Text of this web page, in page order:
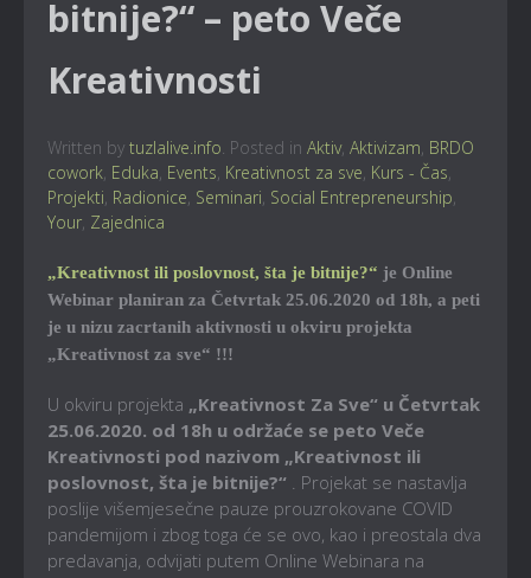
bitnije?“ – peto Veče
Kreativnosti
Written by tuzlalive.info. Posted in Aktiv, Aktivizam, BRDO
cowork, Eduka, Events, Kreativnost za sve, Kurs - Čas,
Projekti, Radionice, Seminari, Social Entrepreneurship,
Your, Zajednica
„Kreativnost ili poslovnost, šta je bitnije?“ je Online
Webinar planiran za Četvrtak 25.06.2020 od 18h, a peti
je u nizu zacrtanih aktivnosti u okviru projekta
„Kreativnost za sve“ !!!
U okviru projekta „Kreativnost Za Sve“ u Četvrtak
25.06.2020. od 18h u održaće se peto Veče
Kreativnosti pod nazivom „Kreativnost ili
poslovnost, šta je bitnije?“ . Projekat se nastavlja
poslije višemjesečne pauze prouzrokovane COVID
pandemijom i zbog toga će se ovo, kao i preostala dva
predavanja, odvijati putem Online Webinara na